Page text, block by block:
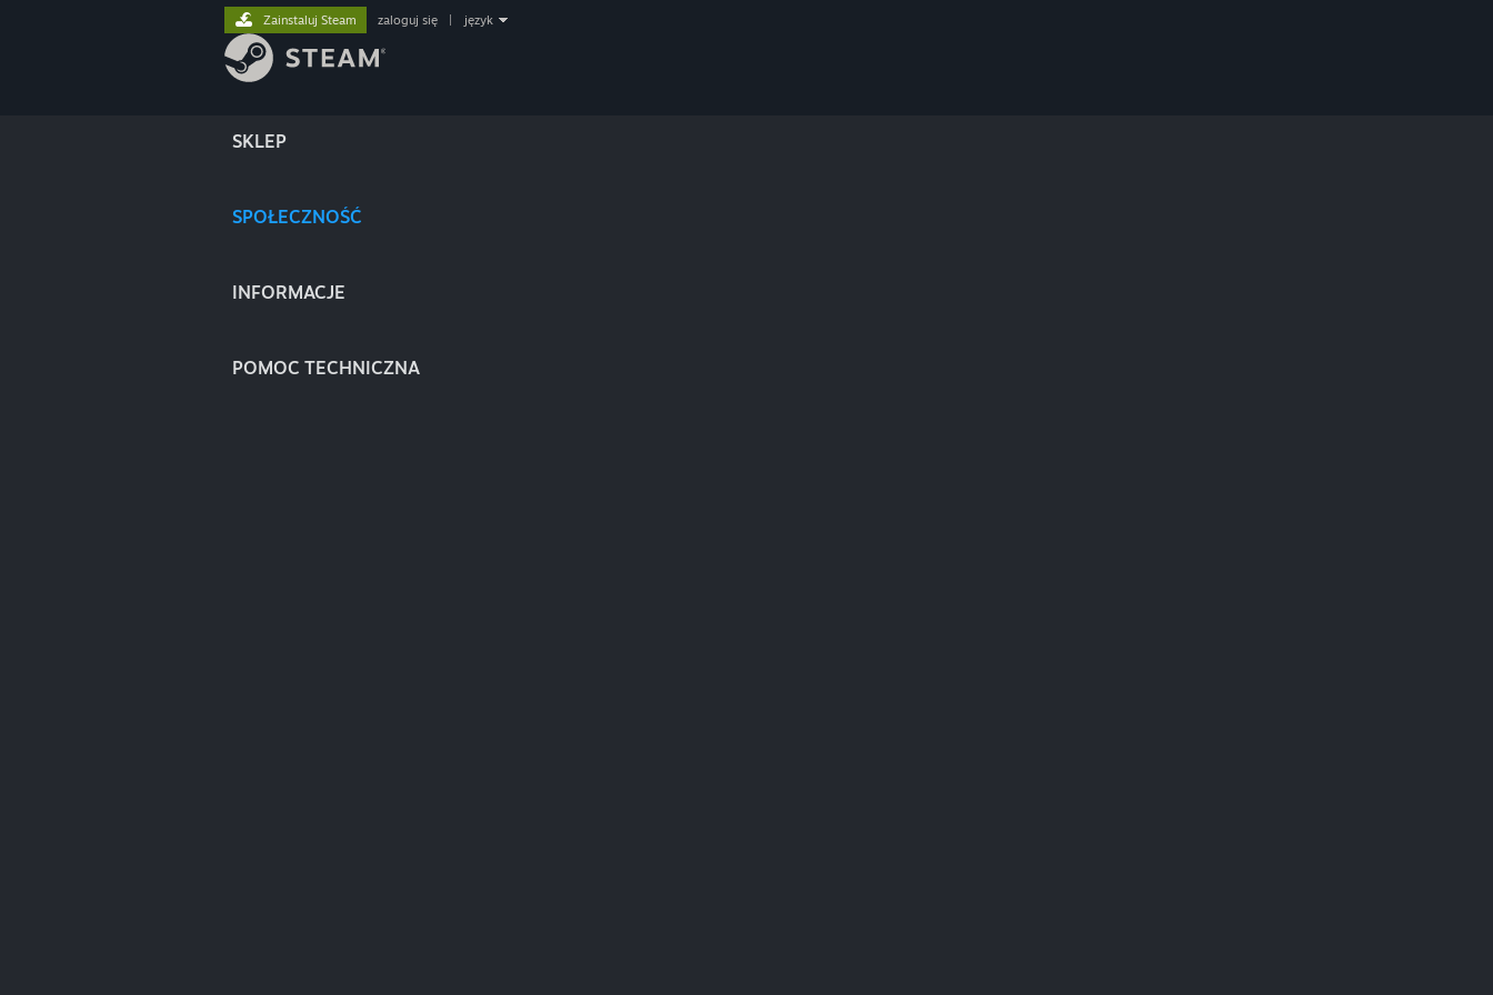
SKLEP
SPOŁECZNOŚĆ
INFORMACJE
POMOC TECHNICZNA
Zainstaluj Steam zaloguj się język